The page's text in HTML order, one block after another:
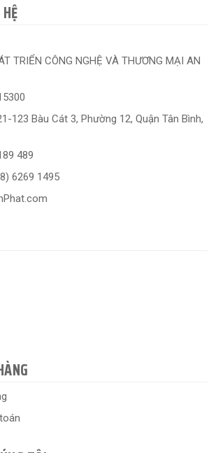
TRIỂN CÔNG NGHỆ VÀ THƯƠNG MẠI AN
123 Bàu Cát 3, Phường 12, Quận Tân Bình,
489
6269 1495